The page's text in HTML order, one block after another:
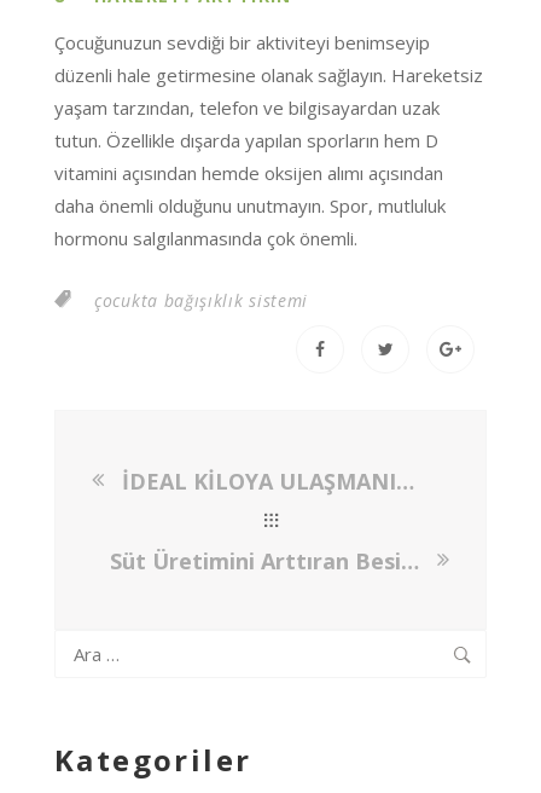
Çocuğunuzun sevdiği bir aktiviteyi benimseyip
düzenli hale getirmesine olanak sağlayın. Hareketsiz
yaşam tarzından, telefon ve bilgisayardan uzak
tutun. Özellikle dışarda yapılan sporların hem D
vitamini açısından hemde oksijen alımı açısından
daha önemli olduğunu unutmayın. Spor, mutluluk
hormonu salgılanmasında çok önemli.
çocukta bağışıklık sistemi
İDEAL KİLOYA ULAŞMANIN 13 YOLU
Süt Üretimini Arttıran Besinler
Arama:
Kategoriler